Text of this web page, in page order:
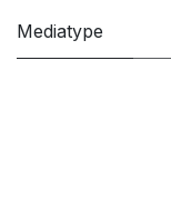
Mediatype